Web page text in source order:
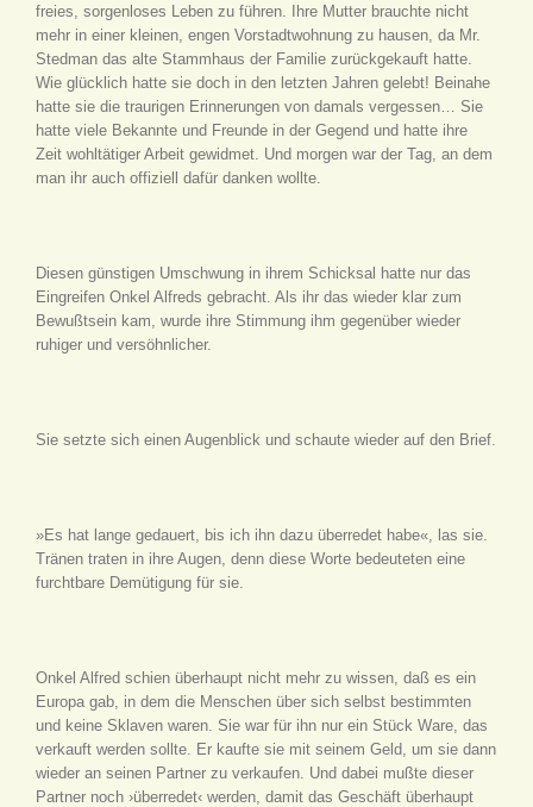
freies, sorgenloses Leben zu führen. Ihre Mutter brauchte nicht
mehr in einer kleinen, engen Vorstadtwohnung zu hausen, da Mr.
Stedman das alte Stammhaus der Familie zurückgekauft hatte.
Wie glücklich hatte sie doch in den letzten Jahren gelebt! Beinahe
hatte sie die traurigen Erinnerungen von damals vergessen… Sie
hatte viele Bekannte und Freunde in der Gegend und hatte ihre
Zeit wohltätiger Arbeit gewidmet. Und morgen war der Tag, an dem
man ihr auch offiziell dafür danken wollte.
Diesen günstigen Umschwung in ihrem Schicksal hatte nur das
Eingreifen Onkel Alfreds gebracht. Als ihr das wieder klar zum
Bewußtsein kam, wurde ihre Stimmung ihm gegenüber wieder
ruhiger und versöhnlicher.
Sie setzte sich einen Augenblick und schaute wieder auf den Brief.
»Es hat lange gedauert, bis ich ihn dazu überredet habe«, las sie.
Tränen traten in ihre Augen, denn diese Worte bedeuteten eine
furchtbare Demütigung für sie.
Onkel Alfred schien überhaupt nicht mehr zu wissen, daß es ein
Europa gab, in dem die Menschen über sich selbst bestimmten
und keine Sklaven waren. Sie war für ihn nur ein Stück Ware, das
verkauft werden sollte. Er kaufte sie mit seinem Geld, um sie dann
wieder an seinen Partner zu verkaufen. Und dabei mußte dieser
Partner noch ›überredet‹ werden, damit das Geschäft überhaupt